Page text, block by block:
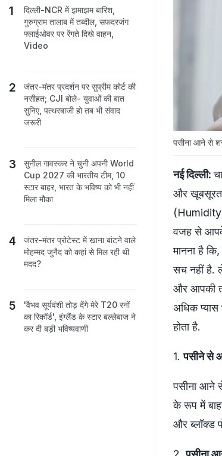
पसीना आने से
नई दिल्ली:
और खूबसूरत
वजह से आपके
मानना है
सच नहीं है.
और आपकी
अधिक प्यास
होता है.
1.पसीने से
पसीना आने
के रूप में
और ब्लॉक्ड
दिल्ली-NCR में झमाझम बारिश,
गुरुग्राम तालाब में तब्दील, सफदरजंग
फ्लाईओवर पर रेंगते दिखे वाहन,
Video
जंतर-मंतर प्रदर्शन पर सुप्रीम कोर्ट की
नसीहत; CJI बोले- युवाओं की बात
सुनिए, पत्थरबाजी हो तब भी संवाद
जरूरी
सुनील गावस्कर ने चुनी अपनी World
Cup 2027 की भारतीय टीम, 10
स्टार बाहर, भारत के भविष्य को भी नहीं
मिला मौका
जंतर-मंतर प्रोटेस्ट में खाना बांटने वाले
मोहम्मद जुनैद को कहां से मिल रही थी
मदद?
'वैभव सूर्यवंशी तोड़ देंगे मेरे T20 रनों
का रिकॉर्ड', इंग्लैंड के स्टार बल्लेबाज ने
कर दी बड़ी भविष्यवाणी